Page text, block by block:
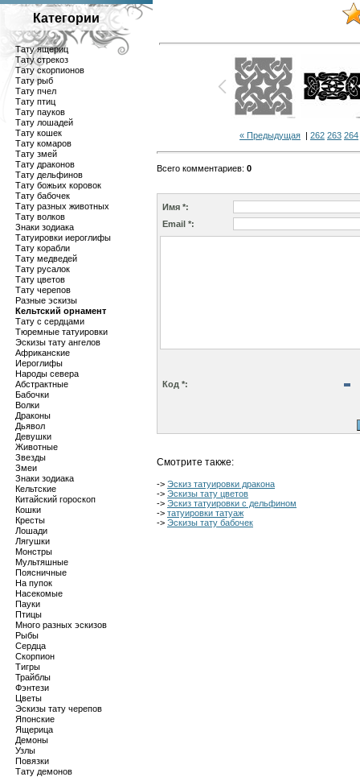
Категории
Тату ящериц
Тату стрекоз
Тату скорпионов
Тату рыб
Тату пчел
Тату птиц
Тату пауков
Тату лошадей
Тату кошек
Тату комаров
Тату змей
Тату драконов
Тату дельфинов
Тату божьих коровок
Тату бабочек
Тату разных животных
Тату волков
Знаки зодиака
Татуировки иероглифы
Тату корабли
Тату медведей
Тату русалок
Тату цветов
Тату черепов
Разные эскизы
Кельтский орнамент
Тату с сердцами
Тюремные татуировки
Эскизы тату ангелов
Африканские
Иероглифы
Народы севера
Абстрактные
Бабочки
Волки
Драконы
Дьявол
Девушки
Животные
Звезды
Змеи
Знаки зодиака
Кельтские
Китайский гороскоп
Кошки
Кресты
Лошади
Лягушки
Монстры
Мультяшные
Поясничные
На пупок
Насекомые
Пауки
Птицы
Много разных эскизов
Рыбы
Сердца
Скорпион
Тигры
Трайблы
Фэнтези
Цветы
Эскизы тату черепов
Японские
Ящерица
Демоны
Узлы
Повязки
Тату демонов
« Предыдущая | 262 263 264
Всего комментариев: 0
Имя *:
Email *:
Код *:
Смотрите также:
-> Эскиз татуировки дракона
-> Эскизы тату цветов
-> Эскиз татуировки с дельфином
-> татуировки татуаж
-> Эскизы тату бабочек